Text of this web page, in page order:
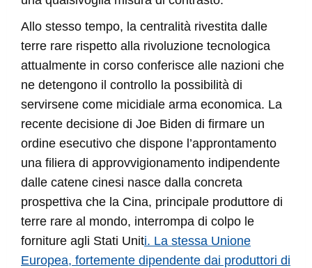
Allo stesso tempo, la centralità rivestita dalle
terre rare rispetto alla rivoluzione tecnologica
attualmente in corso conferisce alle nazioni che
ne detengono il controllo la possibilità di
servirsene come micidiale arma economica. La
recente decisione di Joe Biden di firmare un
ordine esecutivo che dispone l’approntamento
una filiera di approvvigionamento indipendente
dalle catene cinesi nasce dalla concreta
prospettiva che la Cina, principale produttore di
terre rare al mondo, interrompa di colpo le
forniture agli Stati Uniti. La stessa Unione
Europea, fortemente dipendente dai produttori di